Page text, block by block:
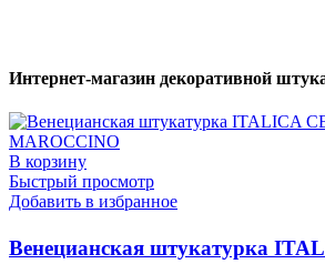
Интернет-магазин декоративной
В корзину
Быстрый просмотр
Добавить в избранное
Венецианская штукатурка